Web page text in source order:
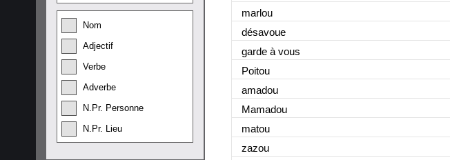
Nom
Adjectif
Verbe
Adverbe
N.Pr. Personne
N.Pr. Lieu
marlou
désavoue
garde à vous
Poitou
amadou
Mamadou
matou
zazou